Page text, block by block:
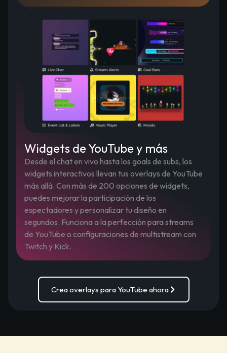
Widgets de YouTube y más
Desde el chat en vivo hasta los goals de subs, los
widgets interactivos llevan tus overlays de YouTube
más allá. Con más de 200 opciones de widgets,
puedes mejorar la participación de los
espectadores y personalizar tu diseño en
segundos. Funciona a la perfección para streams
de YouTube o configuraciones de multistream con
Twitch y Kick.
Crea overlays para YouTube ahora